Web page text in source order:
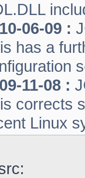
06-09 :
has a
11-08 :
corrects
Linux